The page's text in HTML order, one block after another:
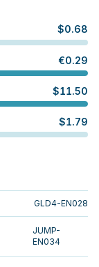
$0.68
€0.29
$11.50
$1.79
GLD4-EN028
JUMP-
EN034